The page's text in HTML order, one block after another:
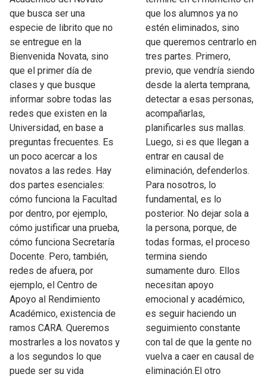
que busca ser una
especie de librito que no
se entregue en la
Bienvenida Novata, sino
que el primer día de
clases y que busque
informar sobre todas las
redes que existen en la
Universidad, en base a
preguntas frecuentes. Es
un poco acercar a los
novatos a las redes. Hay
dos partes esenciales:
cómo funciona la Facultad
por dentro, por ejemplo,
cómo justificar una prueba,
cómo funciona Secretaría
Docente. Pero, también,
redes de afuera, por
ejemplo, el Centro de
Apoyo al Rendimiento
Académico, existencia de
ramos CARA. Queremos
mostrarles a los novatos y
a los segundos lo que
puede ser su vida
que los alumnos ya no
estén eliminados, sino
que queremos centrarlo en
tres partes. Primero,
previo, que vendría siendo
desde la alerta temprana,
detectar a esas personas,
acompañarlas,
planificarles sus mallas.
Luego, si es que llegan a
entrar en causal de
eliminación, defenderlos.
Para nosotros, lo
fundamental, es lo
posterior. No dejar sola a
la persona, porque, de
todas formas, el proceso
termina siendo
sumamente duro. Ellos
necesitan apoyo
emocional y académico,
es seguir haciendo un
seguimiento constante
con tal de que la gente no
vuelva a caer en causal de
eliminación.El otro